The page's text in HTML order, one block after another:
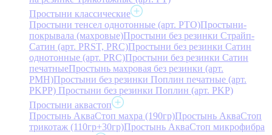
Простыни классические
Простыни тенсел однотонные (арт. PTO)Простыни-
покрывала (махровые)Простыни без резинки Страйп-
Сатин (арт. PRST, PRC)Простыни без резинки Сатин
однотонные (арт. PRC)Простыни без резинки Сатин
печатныеПростынь махровая без резинки (арт.
PMH)Простыни без резинки Поплин печатные (арт.
PKPP) Простыни без резинки Поплин (арт. PKP)
Простыни аквастоп
Простынь АкваСтоп махра (190гр)Простынь АкваСтоп
трикотаж (110гр+30гр)Простынь АкваСтоп микрофибра